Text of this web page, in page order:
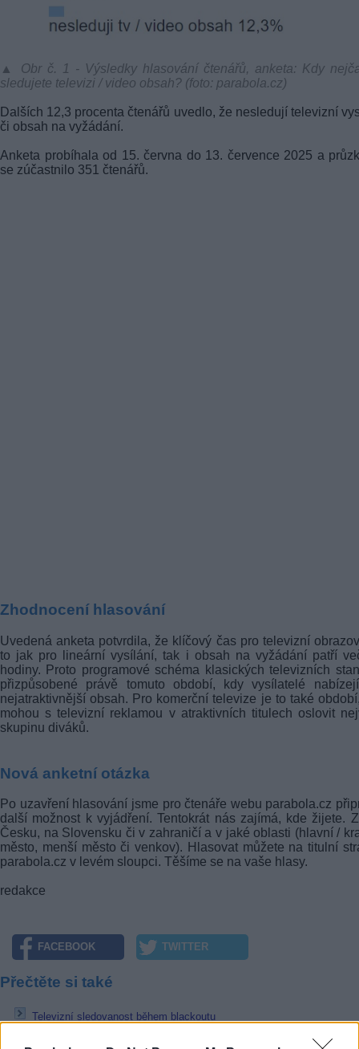
▲ Obr č. 1 - Výsledky hlasování čtenářů, anketa: Kdy
sledujete televizi / video obsah? (foto: parabola.cz)
Dalších 12,3 procenta čtenářů uvedlo, že nesledují televizní
či obsah na vyžádání.
Anketa probíhala od 15. června do 13. července 2025 a
se zúčastnilo 351 čtenářů.
Zhodnocení hlasování
Uvedená anketa potvrdila, že klíčový čas pro televizní
to jak pro lineární vysílání, tak i obsah na vyžádání patří
hodiny. Proto programové schéma klasických televizních
přizpůsobené právě tomuto období, kdy vysílatelé
nejatraktivnější obsah. Pro komerční televize je to také
mohou s televizní reklamou v atraktivních titulech oslovit
skupinu diváků.
Nová anketní otázka
Po uzavření hlasování jsme pro čtenáře webu parabola.cz
další možnost k vyjádření. Tentokrát nás zajímá, kde žijete.
Česku, na Slovensku či v zahraničí a v jaké oblasti (hlavní /
město, menší město či venkov). Hlasovat můžete na titulní
parabola.cz v levém sloupci. Těšíme se na vaše hlasy.
redakce
FACEBOOK TWITTER
Přečtěte si také
Televizní sledovanost během blackoutu